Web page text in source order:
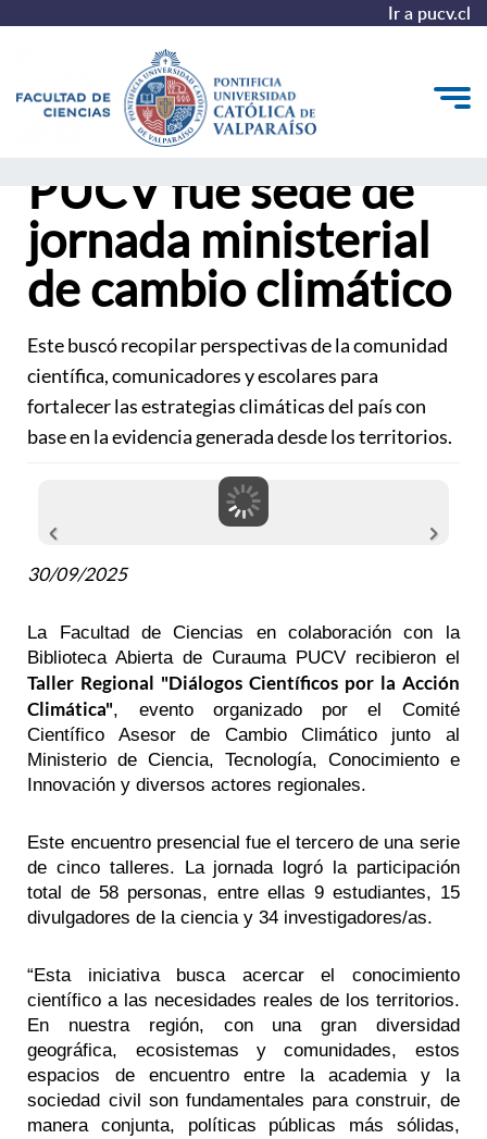
Ir a pucv.cl
Estudiantes
Postgrado y Formación Continua
Admisión
PUCV fue sede de
jornada ministerial
de cambio climático
Este buscó recopilar perspectivas de la comunidad
científica, comunicadores y escolares para
fortalecer las estrategias climáticas del país con
base en la evidencia generada desde los territorios.
30/09/2025
La Facultad de Ciencias en colaboración con la
Biblioteca Abierta de Curauma PUCV recibieron el
Taller Regional "Diálogos Científicos por la Acción
Climática", evento organizado por el Comité
Científico Asesor de Cambio Climático junto al
Ministerio de Ciencia, Tecnología, Conocimiento e
Innovación y diversos actores regionales.
Este encuentro presencial fue el tercero de una serie
de cinco talleres. La jornada logró la participación
total de 58 personas, entre ellas 9 estudiantes, 15
divulgadores de la ciencia y 34 investigadores/as.
“Esta iniciativa busca acercar el conocimiento
científico a las necesidades reales de los territorios.
En nuestra región, con una gran diversidad
geográfica, ecosistemas y comunidades, estos
espacios de encuentro entre la academia y la
sociedad civil son fundamentales para construir, de
manera conjunta, políticas públicas más sólidas,